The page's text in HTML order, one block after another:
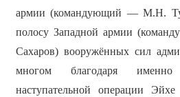
армии (командующий — М.Н.
полосу Западной армии
Сахаров) вооружённых сил
многом благодаря
наступательной операции